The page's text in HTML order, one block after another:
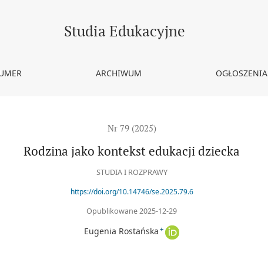
Studia Edukacyjne
ARCHIWUM OGŁOSZENIA
Nr 79 (2025)
Rodzina jako kontekst edukacji dziecka
STUDIA I ROZPRAWY
https://doi.org/10.14746/se.2025.79.6
Opublikowane 2025-12-29
Eugenia Rostańska +